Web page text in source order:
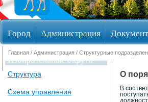
Город Администрация
Избирательные округа
Главная / Администрация / Структурные
Структура
Схема управления
О
В